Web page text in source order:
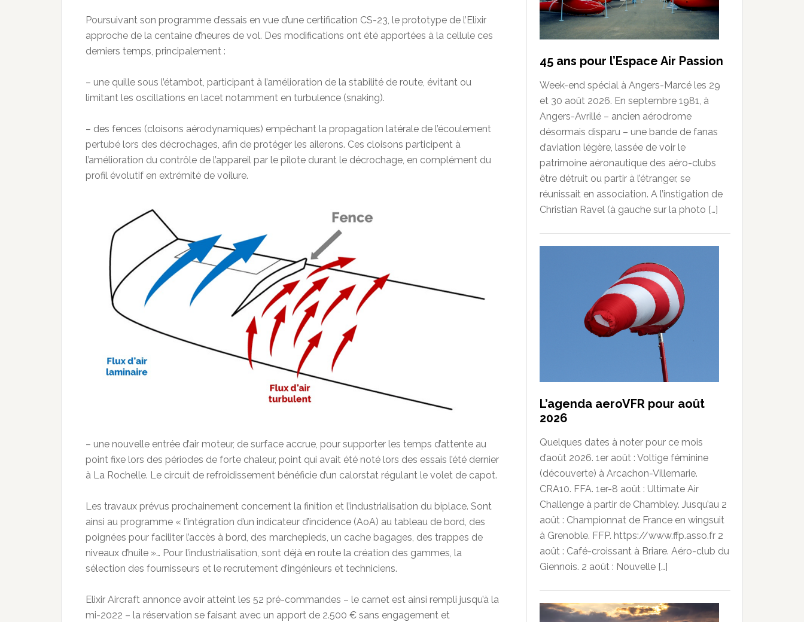
Poursuivant son programme d’essais en vue d’une certification CS-23, le prototype de l’Elixir
approche de la centaine d’heures de vol. Des modifications ont été apportées à la cellule ces
derniers temps, principalement :
– une quille sous l’étambot, participant à l’amélioration de la stabilité de route, évitant ou
limitant les oscillations en lacet notamment en turbulence (snaking).
– des fences (cloisons aérodynamiques) empêchant la propagation latérale de l’écoulement
pertubé lors des décrochages, afin de protéger les ailerons. Ces cloisons participent à
l’amélioration du contrôle de l’appareil par le pilote durant le décrochage, en complément du
profil évolutif en extrémité de voilure.
– une nouvelle entrée d’air moteur, de surface accrue, pour supporter les temps d’attente au
point fixe lors des périodes de forte chaleur, point qui avait été noté lors des essais l’été dernier
à La Rochelle. Le circuit de refroidissement bénéficie d’un calorstat régulant le volet de capot.
Les travaux prévus prochainement concernent la finition et l’industrialisation du biplace. Sont
ainsi au programme « l’intégration d’un indicateur d’incidence (AoA) au tableau de bord, des
poignées pour faciliter l’accès à bord, des marchepieds, un cache bagages, des trappes de
niveaux d’huile »… Pour l’industrialisation, sont déjà en route la création des gammes, la
sélection des fournisseurs et le recrutement d’ingénieurs et techniciens.
Elixir Aircraft annonce avoir atteint les 52 pré-commandes – le carnet est ainsi rempli jusqu’à la
mi-2022 – la réservation se faisant avec un apport de 2.500 € sans engagement et
45 ans pour l’Espace Air Passion
Week-end spécial à Angers-Marcé les 29
et 30 août 2026. En septembre 1981, à
Angers-Avrillé – ancien aérodrome
désormais disparu – une bande de fanas
d’aviation légère, lassée de voir le
patrimoine aéronautique des aéro-clubs
être détruit ou partir à l’étranger, se
réunissait en association. A l’instigation de
Christian Ravel (à gauche sur la photo […]
L’agenda aeroVFR pour août
2026
Quelques dates à noter pour ce mois
d’août 2026. 1er août : Voltige féminine
(découverte) à Arcachon-Villemarie.
CRA10. FFA. 1er-8 août : Ultimate Air
Challenge à partir de Chambley. Jusqu’au 2
août : Championnat de France en wingsuit
à Grenoble. FFP. https://www.ffp.asso.fr 2
août : Café-croissant à Briare. Aéro-club du
Giennois. 2 août : Nouvelle […]